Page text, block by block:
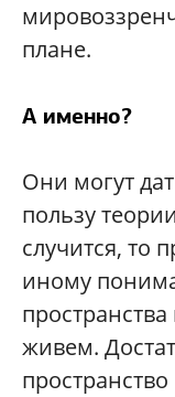
плане.
А именно?
Они могут
пользу
случится, то
иному
живем.